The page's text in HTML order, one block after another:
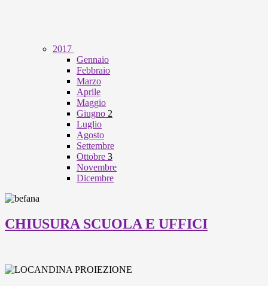
2017
Gennaio
Febbraio
Marzo
Aprile
Maggio
Giugno 2
Luglio
Agosto
Settembre
Ottobre 3
Novembre
Dicembre
CHIUSURA SCUOLA E UFFICI